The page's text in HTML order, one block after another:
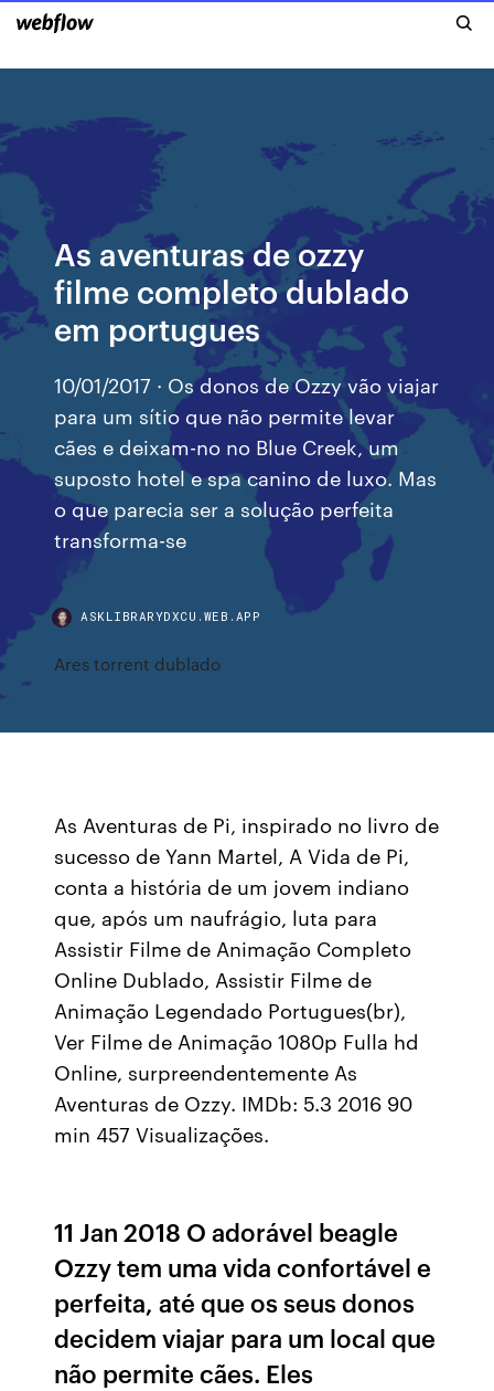
As aventuras de ozzy
filme completo dublado
em portugues
10/01/2017 · Os donos de Ozzy vão viajar
para um sítio que não permite levar
cães e deixam-no no Blue Creek, um
suposto hotel e spa canino de luxo. Mas
o que parecia ser a solução perfeita
transforma-se
ASKLIBRARYDXCU.WEB.APP
Ares torrent dublado
As Aventuras de Pi, inspirado no livro de
sucesso de Yann Martel, A Vida de Pi,
conta a história de um jovem indiano
que, após um naufrágio, luta para
Assistir Filme de Animação Completo
Online Dublado, Assistir Filme de
Animação Legendado Portugues(br),
Ver Filme de Animação 1080p Fulla hd
Online, surpreendentemente As
Aventuras de Ozzy. IMDb: 5.3 2016 90
min 457 Visualizações.
11 Jan 2018 O adorável beagle
Ozzy tem uma vida confortável e
perfeita, até que os seus donos
decidem viajar para um local que
não permite cães. Eles